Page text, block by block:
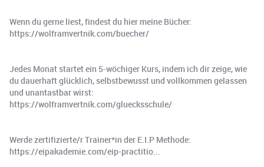
Wenn du gerne liest, findest du hier meine Bücher:
https://wolframvertnik.com/buecher/
Jedes Monat startet ein 5-wöchiger Kurs, indem ich dir zeige, wie
du dauerhaft glücklich, selbstbewusst und vollkommen gelassen
und unantastbar wirst:
https://wolframvertnik.com/gluecksschule/
Werde zertifizierte/r Trainer*in der E.I.P Methode:
https://eipakademie.com/eip-practitio...